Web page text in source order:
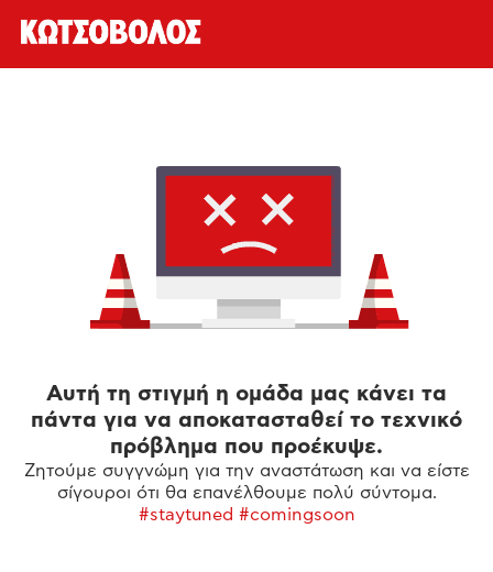
Αυτή τη στιγμή η ομάδα μας κάνει τα
πάντα για να αποκατασταθεί το τεχνικό
πρόβλημα που προέκυψε.
Ζητούμε συγγνώμη για την αναστάτωση και να είστε
σίγουροι ότι θα επανέλθουμε πολύ σύντομα.
#staytuned #comingsoon